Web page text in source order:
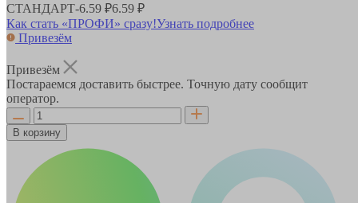
СТАНДАРТ-6.59 ₽6.59 ₽
Как стать «ПРОФИ» сразу!Узнать подробнее
Привезём
Привезём
Постараемся доставить быстрее. Точную дату сообщит
оператор.
В корзину